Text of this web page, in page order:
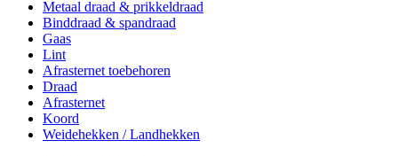
Metaal draad & prikkeldraad
Binddraad & spandraad
Gaas
Lint
Afrasternet toebehoren
Draad
Afrasternet
Koord
Weidehekken / Landhekken